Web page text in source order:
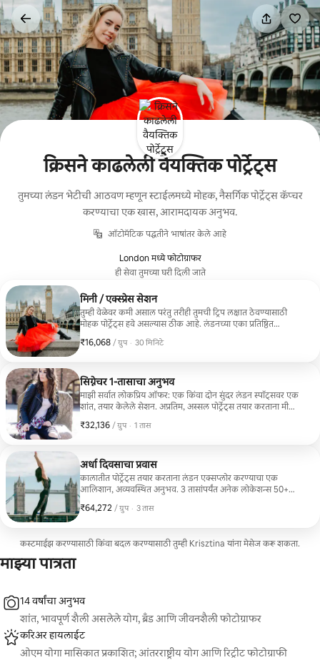
कंटेंटवर
जा
क्रिसने काढलेली वैयक्तिक पोर्ट्रेट्स
तुमच्या लंडन भेटीची आठवण म्हणून स्टाईलमध्ये मोहक, नैसर्गिक पोर्ट्रेट्स कॅप्चर
करण्याचा एक खास, आरामदायक अनुभव.
ऑटोमॅटिक पद्धतीने भाषांतर केले आहे
London मध्ये फोटोग्राफर
ही सेवा तुमच्या घरी दिली जाते
मिनी / एक्स्प्रेस सेशन
तुम्ही वेळेवर कमी असाल परंतु तरीही तुमची ट्रिप लक्षात ठेवण्यासाठी
मोहक पोर्ट्रेट्स हवे असल्यास ठीक आहे. लंडनच्या एका प्रतिष्ठित
सहजपणे मार्गदर्शन करेन. 30 मिनिटे 1 लोकेशन 10 व्यावसायिकरित्या
₹16,068 / ग्रुप
₹16,068, प्रति ग्रुप
, · 30 मिनिटे
सिग्नेचर 1-तासाचा अनुभव
माझी सर्वात लोकप्रिय ऑफर: एक किंवा दोन सुंदर लंडन स्पॉट्सवर एक
शांत, तयार केलेले सेशन. अप्रतिम, अस्सल पोर्ट्रेट्स तयार करताना मी
लोकेशन्स 20 व्यावसायिकरित्या संपादित केलेल्या इमेजेस
₹32,136 / ग्रुप
₹32,136, प्रति ग्रुप
, · 1 तास
अर्धा दिवसाचा प्रवास
कालातीत पोर्ट्रेट्स तयार करताना लंडन एक्सप्लोर करण्याचा एक
आलिशान, अव्यवस्थित अनुभव. 3 तासांपर्यंत अनेक लोकेशन्स 50+
करायचे आहे आणि कॅप्चर करायचे आहे त्यांच्यासाठी एक अप्रतिम,
₹64,272 / ग्रुप
₹64,272, प्रति ग्रुप
, · 3 तास
कस्टमाईझ करण्यासाठी किंवा बदल करण्यासाठी तुम्ही Krisztina यांना मेसेज करू शकता.
माझ्या पात्रता
14 वर्षांचा अनुभव
शांत, भावपूर्ण शैली असलेले योग, ब्रँड आणि जीवनशैली फोटोग्राफर
करिअर हायलाईट
ओएम योगा मासिकात प्रकाशित; आंतरराष्ट्रीय योग आणि रिट्रीट फोटोग्राफी